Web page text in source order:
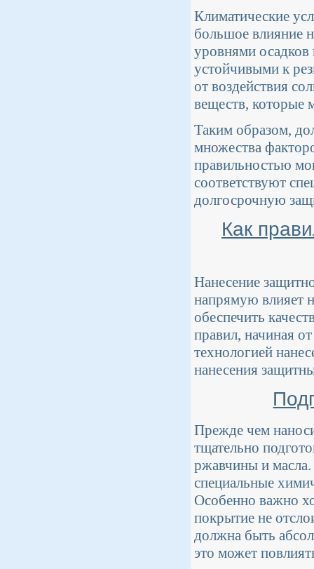
Климатические
большое влияние
уровнями
устойчивыми к
от воздействия
веществ, которые
Таким образом,
множества
правильностью
соответствуют
долгосрочную
Как
Нанесение
напрямую влияет
обеспечить
правил, начиная
технологией
нанесения
Прежде чем
тщательно
ржавчины и масла.
специальные
Особенно важно
покрытие не
должна быть
это может